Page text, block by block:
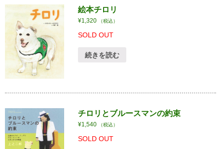
絵本チロリ
¥1,320 （税込）
SOLD OUT
続きを読む
チロリとブルースマンの約束
¥1,540 （税込）
SOLD OUT